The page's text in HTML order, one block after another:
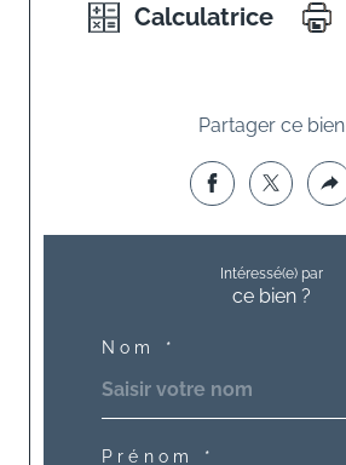
Calculatrice
Partager ce bien
Intéressé(e) par
ce bien ?
Nom *
Prénom *